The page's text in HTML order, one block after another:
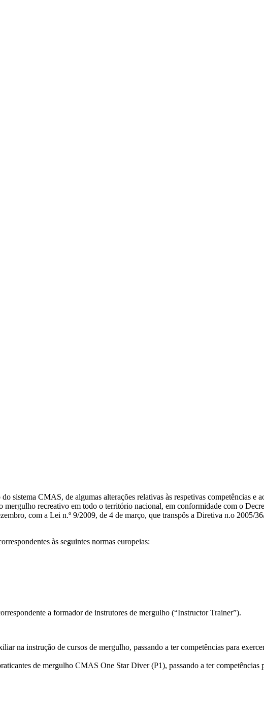
sistema CMAS, de algumas alterações relativas às respetivas competências e
recreativo em todo o território nacional, em conformidade com o
com a Lei n.º 9/2009, de 4 de março, que transpôs a Diretiva n.o 2005/
às seguintes normas europeias:
a formador de instrutores de mergulho (“Instructor Trainer”).
na instrução de cursos de mergulho, passando a ter competências para
de mergulho CMAS One Star Diver (P1), passando a ter competências